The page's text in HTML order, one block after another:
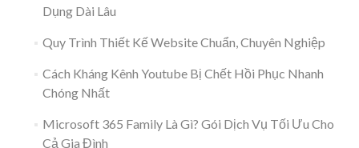
Dụng Dài Lâu
Quy Trình Thiết Kế Website Chuẩn, Chuyên Nghiệp
Cách Kháng Kênh Youtube Bị Chết Hồi Phục Nhanh
Chóng Nhất
Microsoft 365 Family Là Gì? Gói Dịch Vụ Tối Ưu Cho
Cả Gia Đình